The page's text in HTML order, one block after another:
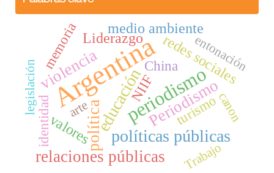
Argentinaperiodismo
educación
políticas públicas
Periodismo
política
violencia
relaciones públicas
Liderazgo redes sociales
valores
medio ambiente
China
memoria
turismo
identidad
NIIF
entonación
canon
Trabajo
legislación arte